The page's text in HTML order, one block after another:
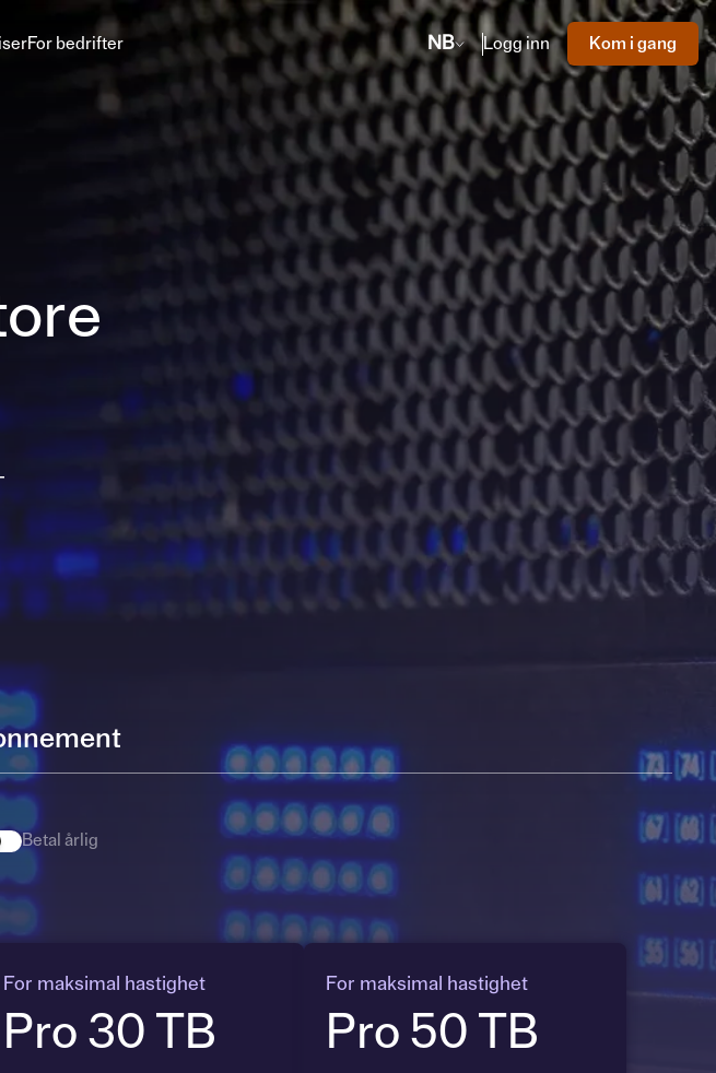
For bedrifter NB Logg inn Kom i gang
Betal årlig
For maksimal hastighet
Pro 30 TB
For maksimal hastighet
Pro 50 TB